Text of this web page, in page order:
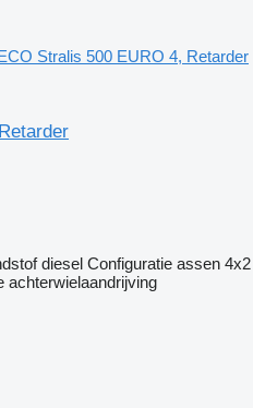
Stralis 500 EURO 4, Retarder
diesel Configuratie assen 4x2
achterwielaandrijving